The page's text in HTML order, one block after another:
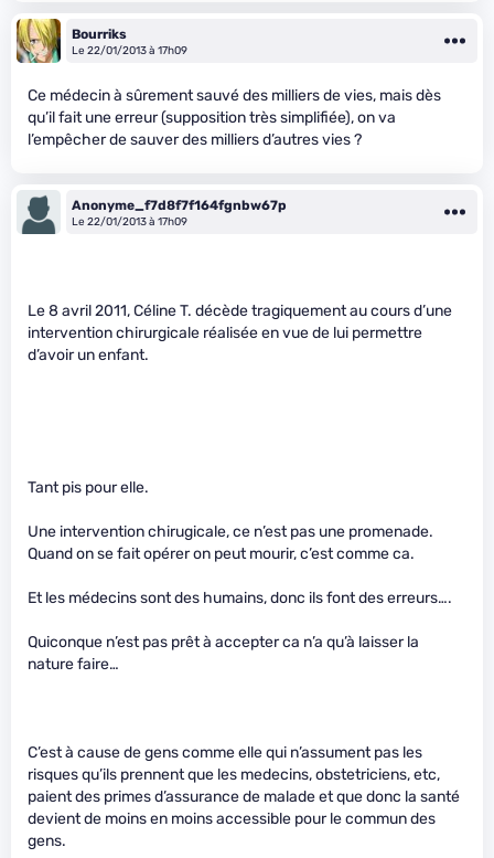
Bourriks
Le 22/01/2013 à 17h09
Ce médecin à sûrement sauvé des milliers de vies, mais dès
qu’il fait une erreur (supposition très simplifiée), on va
l’empêcher de sauver des milliers d’autres vies ?
Anonyme_f7d8f7f164fgnbw67p
Le 22/01/2013 à 17h09
Le 8 avril 2011, Céline T. décède tragiquement au cours d’une
intervention chirurgicale réalisée en vue de lui permettre
d’avoir un enfant.
Tant pis pour elle.
Une intervention chirugicale, ce n’est pas une promenade.
Quand on se fait opérer on peut mourir, c’est comme ca.
Et les médecins sont des humains, donc ils font des erreurs….
Quiconque n’est pas prêt à accepter ca n’a qu’à laisser la
nature faire…
C’est à cause de gens comme elle qui n’assument pas les
risques qu’ils prennent que les medecins, obstetriciens, etc,
paient des primes d’assurance de malade et que donc la santé
devient de moins en moins accessible pour le commun des
gens.